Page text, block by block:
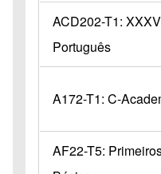
ACD202-T1:
Português
A172-T1: C-
AF22-T5: